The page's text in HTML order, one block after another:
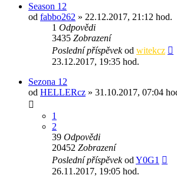
Season 12
od fabbo262 » 22.12.2017, 21:12 hod.
1 Odpovědi
3435 Zobrazení
Poslední příspěvekod witekcz
23.12.2017, 19:35 hod.
Sezona 12
od HELLERcz » 31.10.2017, 07:04
1
2
39 Odpovědi
20452 Zobrazení
Poslední příspěvekod Y0G1
26.11.2017, 19:05 hod.